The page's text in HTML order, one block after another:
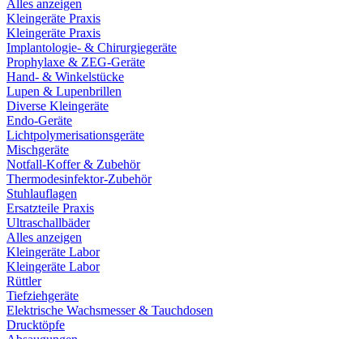
Alles anzeigen
Kleingeräte Praxis
Kleingeräte Praxis
Implantologie- & Chirurgiegeräte
Prophylaxe & ZEG-Geräte
Hand- & Winkelstücke
Lupen & Lupenbrillen
Diverse Kleingeräte
Endo-Geräte
Lichtpolymerisationsgeräte
Mischgeräte
Notfall-Koffer & Zubehör
Thermodesinfektor-Zubehör
Stuhlauflagen
Ersatzteile Praxis
Ultraschallbäder
Alles anzeigen
Kleingeräte Labor
Kleingeräte Labor
Rüttler
Tiefziehgeräte
Elektrische Wachsmesser & Tauchdosen
Drucktöpfe